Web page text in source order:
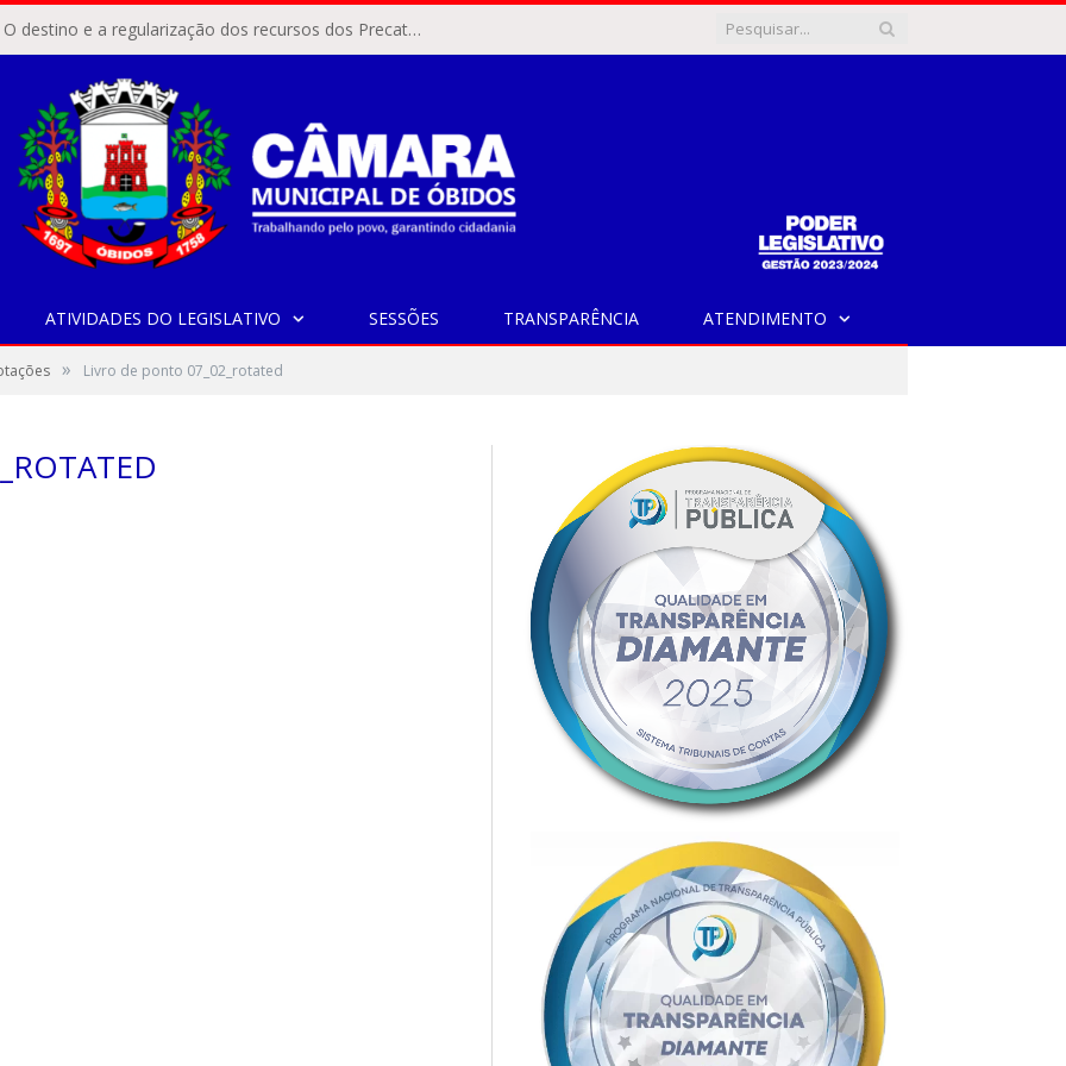
ÓBIDOS, PA – O destino e a regularização dos recursos dos Precatórios do FUNDEF (Fundo de Manutenção e Desenvolvimento do Ensino Fundamental e de Valorização do Magistério) voltaram a pautar as discussões na Câmara Municipal de Óbidos.
ATIVIDADES DO LEGISLATIVO SESSÕES TRANSPARÊNCIA ATENDIMENTO
» Livro de ponto 07_02_rotated